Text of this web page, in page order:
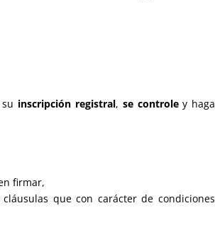
inscripción registral, se controley haga
firmar,
que con carácter de condiciones